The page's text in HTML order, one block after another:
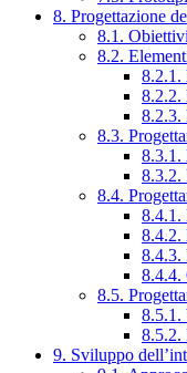
8. Progettazione
8.1.
8.2.
8.2.1.
8.2.2.
8.2.3.
8.3.
8.3.1.
8.3.2.
8.4.
8.4.1.
8.4.2.
8.4.3.
8.4.4.
8.5.
8.5.1.
8.5.2.
9. Sviluppo